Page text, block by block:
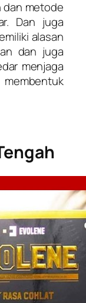
dan metode
Dan juga
alasan
dan juga
menjaga